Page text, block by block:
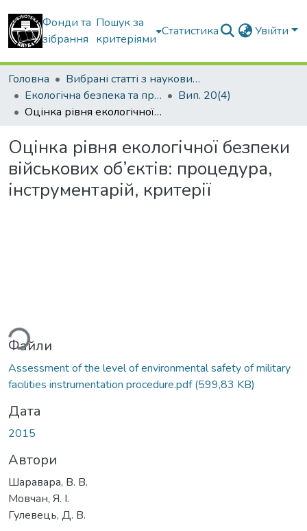
Фонди та
зібрання
Пошук за
критеріями
Статистика Увійти
Головна
Вибрані статті з наукових збірників КНУБА
Екологічна безпека та природокористування
Вип. 20(4)
Оцінка рівня екологічної безпеки військових об’єктів: процедура, інструментарій, критерії
Оцінка рівня екологічної безпеки
військових об’єктів: процедура,
інструментарій, критерії
Файли
Assessment of the level of environmental safety of military
facilities instrumentation procedure.pdf(599,83 KB)
Дата
2015
Автори
Шаравара, В. В.
Мовчан, Я. І.
Гулевець, Д. В.